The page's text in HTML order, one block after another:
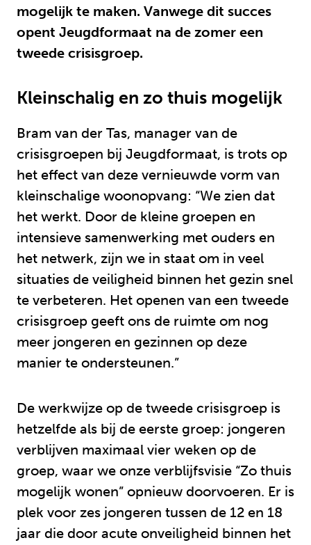
mogelijk te maken. Vanwege dit succes
opent Jeugdformaat na de zomer een
tweede crisisgroep.
Kleinschalig en zo thuis mogelijk
Bram van der Tas, manager van de
crisisgroepen bij Jeugdformaat, is trots op
het effect van deze vernieuwde vorm van
kleinschalige woonopvang: “We zien dat
het werkt. Door de kleine groepen en
intensieve samenwerking met ouders en
het netwerk, zijn we in staat om in veel
situaties de veiligheid binnen het gezin snel
te verbeteren. Het openen van een tweede
crisisgroep geeft ons de ruimte om nog
meer jongeren en gezinnen op deze
manier te ondersteunen.”
De werkwijze op de tweede crisisgroep is
hetzelfde als bij de eerste groep: jongeren
verblijven maximaal vier weken op de
groep, waar we onze verblijfsvisie “Zo thuis
mogelijk wonen” opnieuw doorvoeren. Er is
plek voor zes jongeren tussen de 12 en 18
jaar die door acute onveiligheid binnen het